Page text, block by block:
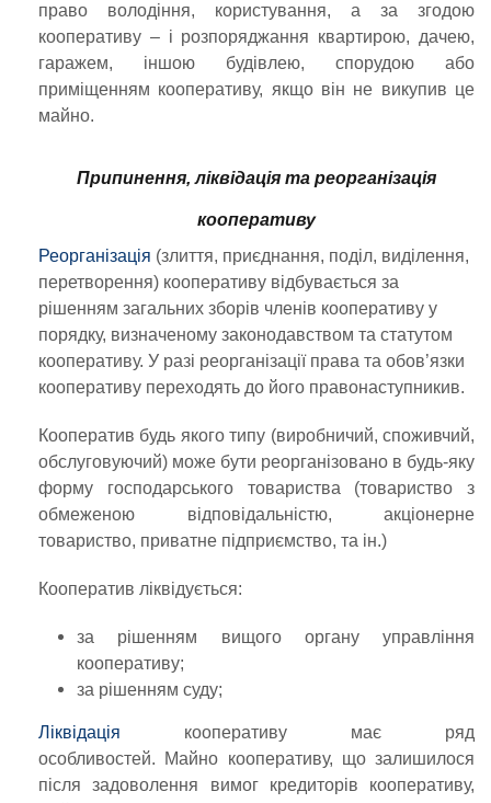
право володіння, користування, а за згодою
кооперативу – і розпоряджання квартирою, дачею,
гаражем, іншою будівлею, спорудою або
приміщенням кооперативу, якщо він не викупив це
майно.
Припинення, ліквідація та реорганізація
кооперативу
Реорганізація (злиття, приєднання, поділ, виділення,
перетворення) кооперативу відбувається за
рішенням загальних зборів членів кооперативу у
порядку, визначеному законодавством та статутом
кооперативу. У разі реорганізації права та обов’язки
кооперативу переходять до його правонаступникив.
Кооператив будь якого типу (виробничий, споживчий,
обслуговуючий) може бути реорганізовано в будь-яку
форму господарського товариства (товариство з
обмеженою відповідальністю, акціонерне
товариство, приватне підприємство, та ін.)
Кооператив ліквідується:
за рішенням вищого органу управління
кооперативу;
за рішенням суду;
Ліквідація кооперативу має ряд
особливостей.
Майно кооперативу, що залишилося
після задоволення вимог кредиторів кооперативу,